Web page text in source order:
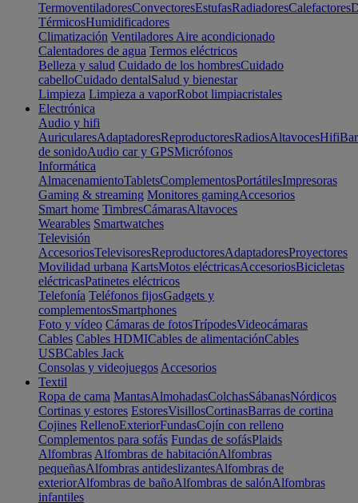
TermoventiladoresConvectoresEstufasRadiadoresCalefactores
TérmicosHumidificadores
Climatización Ventiladores Aire acondicionado
Calentadores de agua Termos eléctricos
Belleza y salud Cuidado de los hombresCuidado
cabelloCuidado dentalSalud y bienestar
Limpieza Limpieza a vaporRobot limpiacristales
Electrónica
Audio y hifi
AuricularesAdaptadoresReproductoresRadiosAltavocesHifi
de sonidoAudio car y GPSMicrófonos
Informática
AlmacenamientoTabletsComplementosPortátilesImpresoras
Gaming & streaming Monitores gamingAccesorios
Smart home TimbresCámarasAltavoces
Wearables Smartwatches
Televisión
AccesoriosTelevisoresReproductoresAdaptadoresProyectores
Movilidad urbana KartsMotos eléctricasAccesoriosBicicletas
eléctricasPatinetes eléctricos
Telefonía Teléfonos fijosGadgets y
complementosSmartphones
Foto y vídeo Cámaras de fotosTrípodesVideocámaras
Cables Cables HDMICables de alimentaciónCables
USBCables Jack
Consolas y videojuegos Accesorios
Textil
Ropa de cama MantasAlmohadasColchasSábanasNórdicos
Cortinas y estores EstoresVisillosCortinasBarras de cortina
Cojines RellenoExteriorFundasCojín con relleno
Complementos para sofás Fundas de sofásPlaids
Alfombras Alfombras de habitaciónAlfombras
pequeñasAlfombras antideslizantesAlfombras de
exteriorAlfombras de bañoAlfombras de salónAlfombras
infantiles